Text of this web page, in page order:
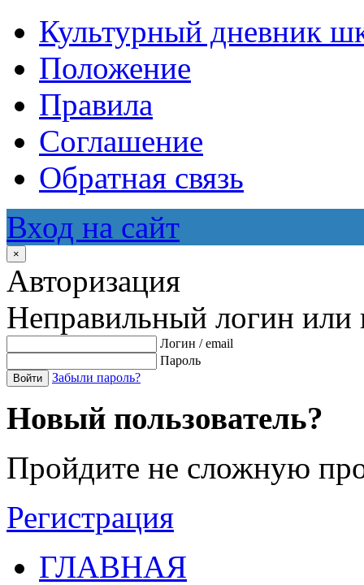
Культурный дневник
Положение
Правила
Соглашение
Обратная связь
Вход на сайт
×
Авторизация
Неправильный логин или
Логин / email
Пароль
Войти Забыли пароль?
Новый пользователь?
Пройдите не сложную
Регистрация
ГЛАВНАЯ